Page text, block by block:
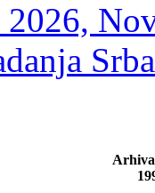
2026,